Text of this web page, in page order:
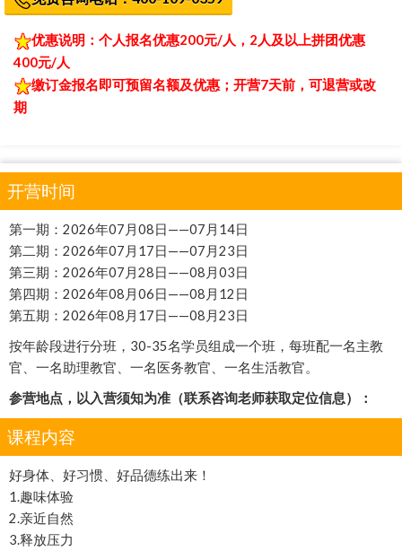
优惠说明： 个人报名优惠200元/人，2人及以上拼团优惠
400元/人
缴订金报名即可预留名额及优惠；开营7天前，可退营或改
期
开营时间
第一期：2026年07月08日——07月14日
第二期：2026年07月17日——07月23日
第三期：2026年07月28日——08月03日
第四期：2026年08月06日——08月12日
第五期：2026年08月17日——08月23日
按年龄段进行分班，30-35名学员组成一个班，每班配一名主教
官、一名助理教官、一名医务教官、一名生活教官。
参营地点，以入营须知为准（联系咨询老师获取定位信息）：
课程内容
好身体、好习惯、好品德练出来！
1.趣味体验
2.亲近自然
3.释放压力